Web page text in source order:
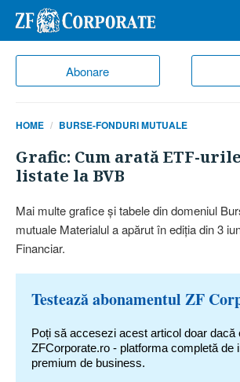
Abonare
HOME BURSE-FONDURI MUTUALE
Grafic: Cum arată ETF-
listate la BVB
Mai multe grafice şi tabele din domeniul
mutuale Materialul a apărut în ediţia din 3
Financiar.
Testează abonamentul ZF
Poți să accesezi acest articol doar dacă
ZFCorporate.ro - platforma completă de
premium de business.